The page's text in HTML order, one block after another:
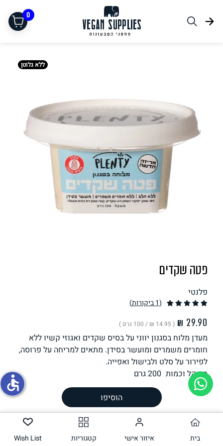
0
תחליפי בשר
גבינות טבעוניות
ללא גלוטן
פטה שקדים
פלנטי
(1 ביקורות)
( ‏14.95 ₪ / 100 גרם )
מעדן מלוח בסגנון יווני על בסיס שקדים ואגוזי קשיו ללא
חומרים משמרים ומועשר בסידן. מתאים למריחה על פרוסה,
לפירור על סלט ולבישול ואפייה.
משקל וכמות
גרם
הכנה
רכיבים
ערך תזונתי
הוסיפו
בית איזור אישי קטגוריות Wish List
accessible